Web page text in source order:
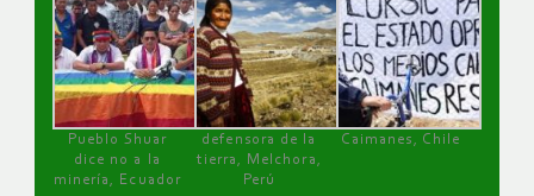
Pueblo Shuar
dice no a la
minería, Ecuador
defensora de la
tierra, Melchora,
Perú
Caimanes, Chile